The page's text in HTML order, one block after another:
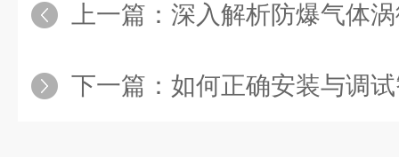
上一篇： 深入解析防爆气体
下一篇： 如何正确安装与调